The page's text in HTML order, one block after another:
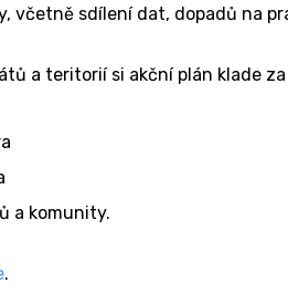
včetně sdílení dat, dopadů na
a teritorií si akční plán klade
a komunity.
.